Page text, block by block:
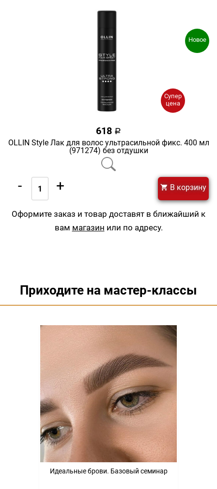
Новое
Супер
цена
618 a
OLLIN Style Лак для волос ультрасильной фикс. 400 мл
(971274) без отдушки
- + В корзину
Оформите заказ и товар доставят в ближайший к
вам магазин или по адресу.
Приходите на мастер-классы
Идеальные брови. Базовый семинар